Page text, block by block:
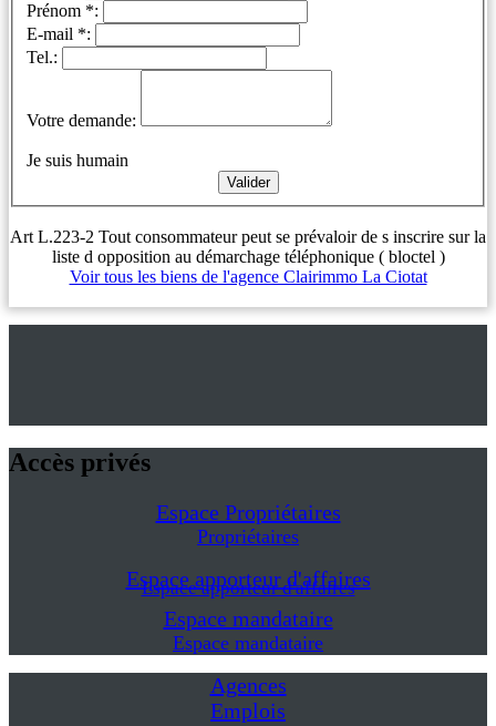
Prénom *:
E-mail *:
Tel.:
Votre demande:
Je suis humain
Art L.223-2 Tout consommateur peut se prévaloir de s inscrire sur la
liste d opposition au démarchage téléphonique ( bloctel )
Voir tous les biens de l'agence Clairimmo La Ciotat
Accès privés
Espace Propriétaires
Propriétaires
Espace apporteur d'affaires
Espace apporteur d'affaires
Espace mandataire
Espace mandataire
Agences
Emplois